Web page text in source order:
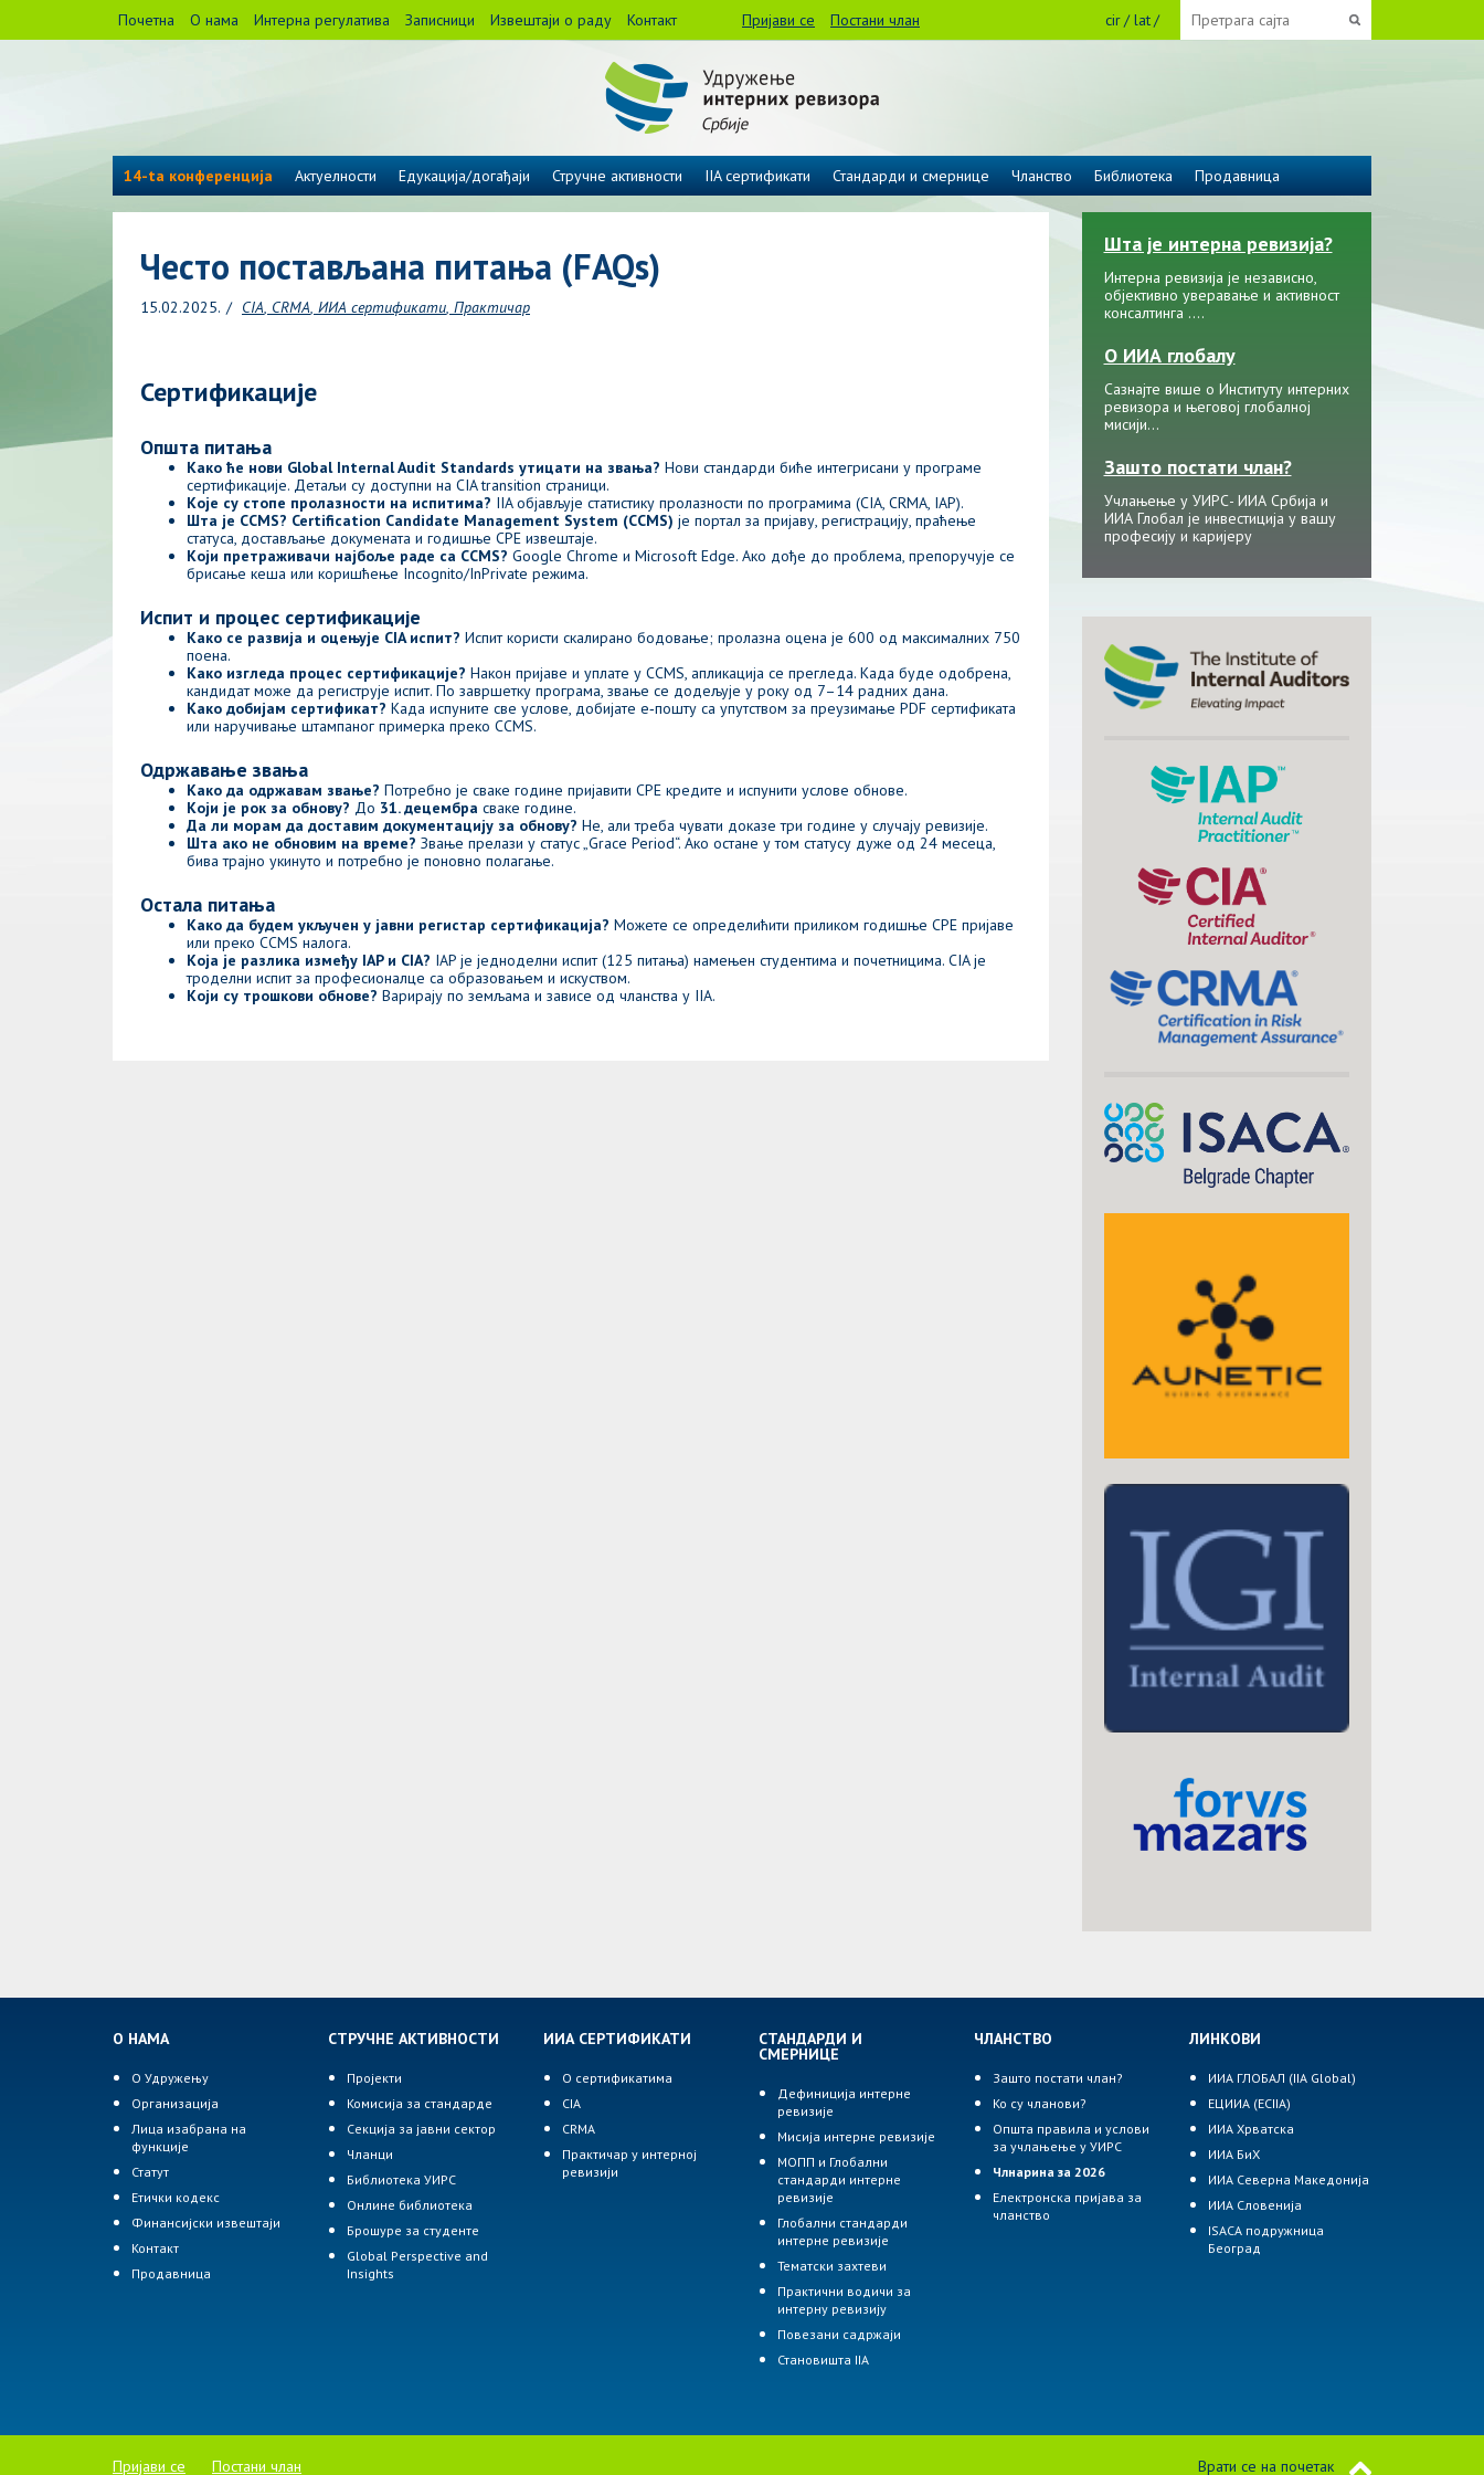
Почетна О нама Интерна регулатива Записници Извештаји о раду Контакт Пријави се Постани члан cir lat
14-ta конференција Актуелности Едукација/догађаји Стручне активности IIA сертификати Стандарди и смернице Чланство Библиотека Продавница
Често постављана питања (FAQs)
15.02.2025. CIA CRMA ИИА сертификати Практичар
Сертификације
Општа питања
Како ће нови Global Internal Audit Standards утицати на звања? Нови стандарди биће интегрисани у програме
сертификације. Детаљи су доступни на CIA transition страници.
Које су стопе пролазности на испитима? IIA објављује статистику пролазности по програмима (CIA, CRMA, IAP).
Шта је CCMS? Certification Candidate Management System (CCMS) је портал за пријаву, регистрацију, праћење
статуса, достављање докумената и годишње CPE извештаје.
Који претраживачи најбоље раде са CCMS? Google Chrome и Microsoft Edge. Ако дође до проблема, препоручује се
брисање кеша или коришћење Incognito/InPrivate режима.
Испит и процес сертификације
Како се развија и оцењује CIA испит? Испит користи скалирано бодовање; пролазна оцена је 600 од максималних 750
поена.
Како изгледа процес сертификације? Након пријаве и уплате у CCMS, апликација се прегледа. Када буде одобрена,
кандидат може да региструје испит. По завршетку програма, звање се додељује у року од 7–14 радних дана.
Како добијам сертификат? Када испуните све услове, добијате е‑пошту са упутством за преузимање PDF сертификата
или наручивање штампаног примерка преко CCMS.
Одржавање звања
Како да одржавам звање? Потребно је сваке године пријавити CPE кредите и испунити услове обнове.
Који је рок за обнову? До 31. децембра сваке године.
Да ли морам да доставим документацију за обнову? Не, али треба чувати доказе три године у случају ревизије.
Шта ако не обновим на време? Звање прелази у статус „Grace Period“. Ако остане у том статусу дуже од 24 месеца,
бива трајно укинуто и потребно је поновно полагање.
Остала питања
Како да будем укључен у јавни регистар сертификација? Можете се определићити приликом годишње CPE пријаве
или преко CCMS налога.
Која је разлика између IAP и CIA? IAP је једноделни испит (125 питања) намењен студентима и почетницима. CIA је
троделни испит за професионалце са образовањем и искуством.
Који су трошкови обнове? Варирају по земљама и зависе од чланства у IIA.
Шта је интерна ревизија?
Интерна ревизија је независно,
објективно уверавање и активност
консалтинга ....
О ИИА глобалу
Сазнајте више о Институту интерних
ревизора и његовој глобалној
мисији…
Зашто постати члан?
Учлањење у УИРС- ИИА Србија и
ИИА Глобал је инвестиција у вашу
професију и каријеру
О НАМА
О Удружењу
Организација
Лица изабрана на
функције
Статут
Етички кодекс
Финансијски извештаји
Контакт
Продавница
СТРУЧНЕ АКТИВНОСТИ
Пројекти
Комисија за стандарде
Секција за јавни сектор
Чланци
Библиотека УИРС
Онлине библиотека
Брошуре за студенте
Global Perspective and
Insights
ИИА СЕРТИФИКАТИ
О сертификатима
CIA
CRMA
Практичар у интерној
ревизији
СТАНДАРДИ И
СМЕРНИЦЕ
Дефиниција интерне
ревизије
Мисија интерне ревизије
МОПП и Глобални
стандарди интерне
ревизије
Глобални стандарди
интерне ревизије
Тематски захтеви
Практични водичи за
интерну ревизију
Повезани садржаји
Становишта IIA
ЧЛАНСТВО
Зашто постати члан?
Ко су чланови?
Општа правила и услови
за учлањење у УИРС
Члнарина за 2026
Електронска пријава за
чланство
ЛИНКОВИ
ИИА ГЛОБАЛ (IIA Global)
ЕЦИИА (ECIIA)
ИИА Хрватска
ИИА БиХ
ИИА Северна Македонија
ИИА Словенија
ISACA подружница
Београд
Пријави се Постани члан Врати се на почетак